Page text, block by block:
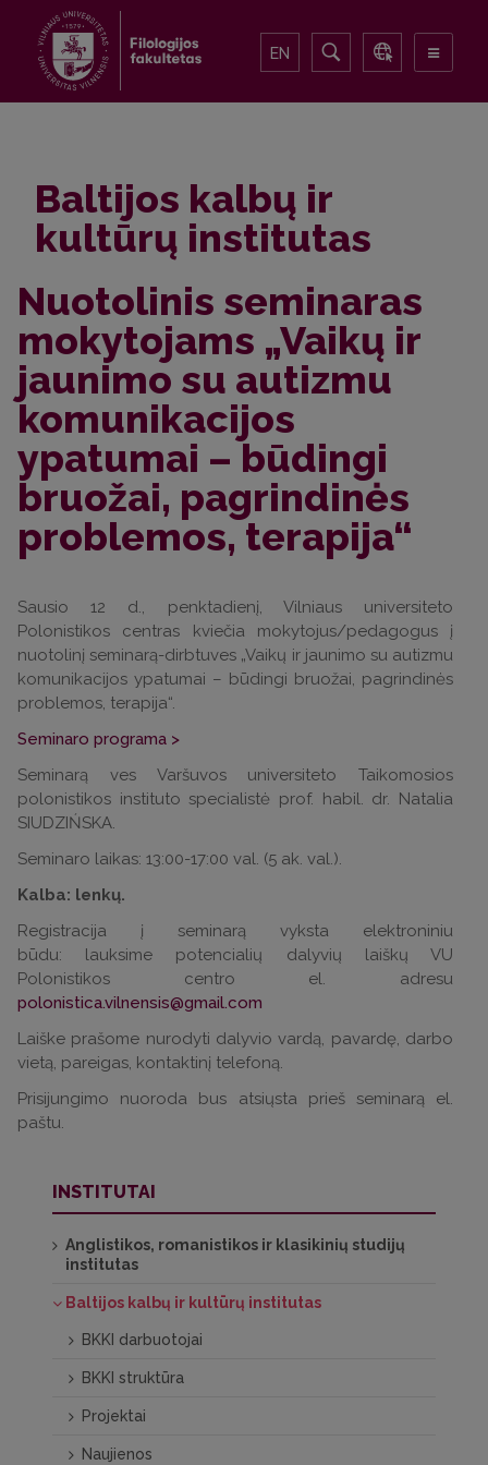
EN
Baltijos kalbų ir
kultūrų institutas
Nuotolinis seminaras
mokytojams „Vaikų ir
jaunimo su autizmu
komunikacijos
ypatumai – būdingi
bruožai, pagrindinės
problemos, terapija“
Sausio 12 d., penktadienį, Vilniaus universiteto
Polonistikos centras kviečia mokytojus/pedagogus į
nuotolinį seminarą-dirbtuves „Vaikų ir jaunimo su autizmu
komunikacijos ypatumai – būdingi bruožai, pagrindinės
problemos, terapija“.
Seminaro programa >
Seminarą ves Varšuvos universiteto Taikomosios
polonistikos instituto specialistė prof. habil. dr. Natalia
SIUDZIŃSKA.
Seminaro laikas: 13:00-17:00 val. (5 ak. val.).
Kalba: lenkų.
Registracija į seminarą vyksta elektroniniu
būdu: lauksime potencialių dalyvių laiškų VU
Polonistikos centro el. adresu
polonistica.vilnensis@gmail.com
Laiške prašome nurodyti dalyvio vardą, pavardę, darbo
vietą, pareigas, kontaktinį telefoną.
Prisijungimo nuoroda bus atsiųsta prieš seminarą el.
paštu.
INSTITUTAI
Anglistikos, romanistikos ir klasikinių studijų
institutas
Baltijos kalbų ir kultūrų institutas
BKKI darbuotojai
BKKI struktūra
Projektai
Naujienos